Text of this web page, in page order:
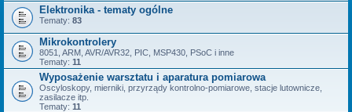
Elektronika - tematy ogólne
Tematy: 83
Mikrokontrolery
8051, ARM, AVR/AVR32, PIC, MSP430, PSoC i inne
Tematy: 11
Wyposażenie warsztatu i aparatura pomiarowa
Oscyloskopy, mierniki, przyrządy kontrolno-pomiarowe, stacje lutownicze,
zasilacze itp.
Tematy: 11